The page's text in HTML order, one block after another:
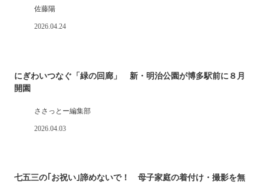
佐藤陽
2026.04.24
にぎわいつなぐ「緑の回廊」 新・明治公園が博多駅前に８月
開園
ささっとー編集部
2026.04.03
七五三の｢お祝い｣諦めないで！ 母子家庭の着付け・撮影を無